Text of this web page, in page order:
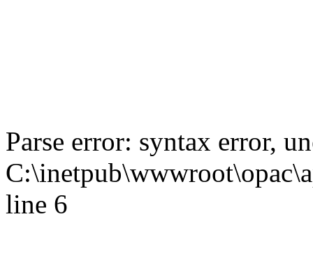
Parse error: syntax error,
line 6